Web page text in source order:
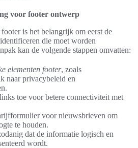
voor footer ontwerp
is het belangrijk om eerst de
die moet worden
kan de volgende stappen omvatten:
elementen footer, zoals
naar privacybeleid en
toe voor betere connectiviteit met
voor nieuwsbrieven om
te houden.
dat de informatie logisch en
wordt.